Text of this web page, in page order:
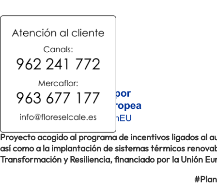
Proyecto acogido al programa de incentivos ligados al
así como a la implantación de sistemas térmicos
Transformación y Resiliencia, financiado por la Unión